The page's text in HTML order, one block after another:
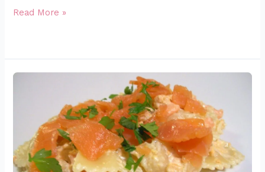
Read More »
La
farfallette
al
salmone